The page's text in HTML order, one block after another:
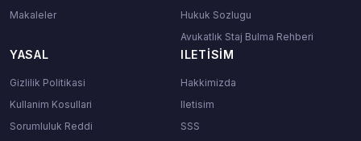
Makaleler
Hukuk Sozlugu
Avukatlık Staj Bulma Rehberi
YASAL
Gizlilik Politikasi
Kullanim Kosullari
Sorumluluk Reddi
ILETISIM
Hakkimizda
Iletisim
SSS